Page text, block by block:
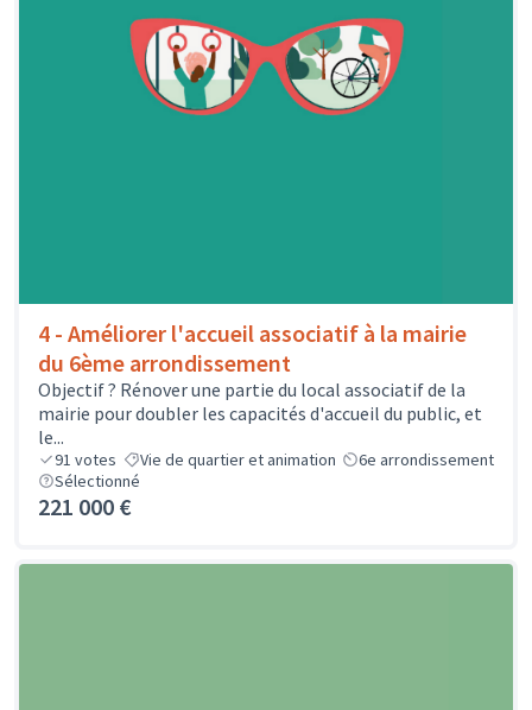
4 - Améliorer l'accueil associatif à la mairie
du 6ème arrondissement
Objectif ? Rénover une partie du local associatif de la
mairie pour doubler les capacités d'accueil du public, et
le...
91 votes Vie de quartier et animation
6e arrondissement
Sélectionné
221 000 €